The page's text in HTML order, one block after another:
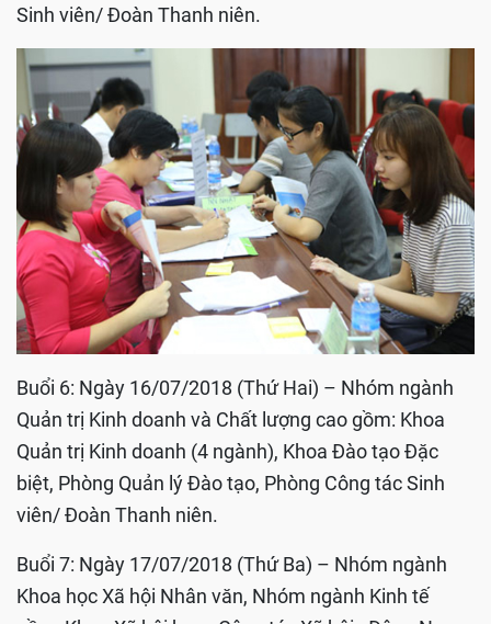
Sinh viên/ Đoàn Thanh niên.
Buổi 6: Ngày 16/07/2018 (Thứ Hai) – Nhóm ngành
Quản trị Kinh doanh và Chất lượng cao gồm: Khoa
Quản trị Kinh doanh (4 ngành), Khoa Đào tạo Đặc
biệt, Phòng Quản lý Đào tạo, Phòng Công tác Sinh
viên/ Đoàn Thanh niên.
Buổi 7: Ngày 17/07/2018 (Thứ Ba) – Nhóm ngành
Khoa học Xã hội Nhân văn, Nhóm ngành Kinh tế